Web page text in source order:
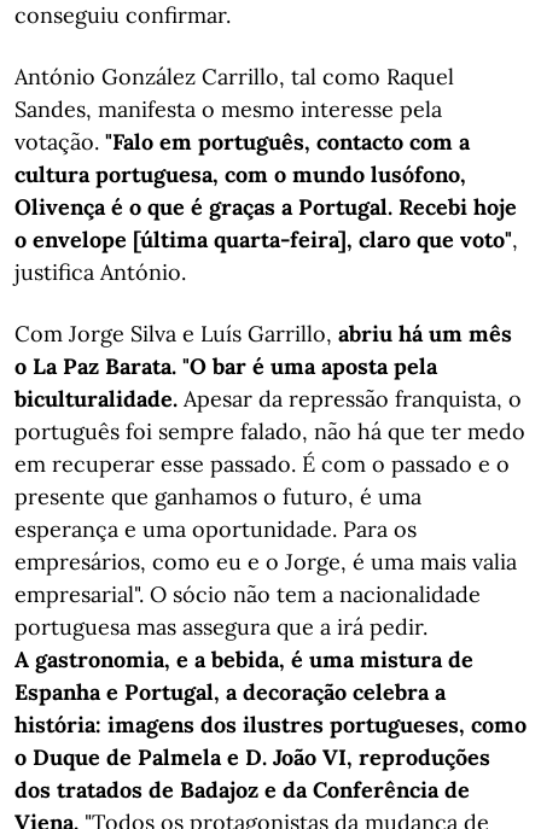
conseguiu confirmar.
António González Carrillo, tal como Raquel
Sandes, manifesta o mesmo interesse pela
votação. "Falo em português, contacto com a
cultura portuguesa, com o mundo lusófono,
Olivença é o que é graças a Portugal. Recebi hoje
o envelope [última quarta-feira], claro que voto",
justifica António.
Com Jorge Silva e Luís Garrillo, abriu há um mês
o La Paz Barata. "O bar é uma aposta pela
biculturalidade. Apesar da repressão franquista, o
português foi sempre falado, não há que ter medo
em recuperar esse passado. É com o passado e o
presente que ganhamos o futuro, é uma
esperança e uma oportunidade. Para os
empresários, como eu e o Jorge, é uma mais valia
empresarial". O sócio não tem a nacionalidade
portuguesa mas assegura que a irá pedir.
A gastronomia, e a bebida, é uma mistura de
Espanha e Portugal, a decoração celebra a
história: imagens dos ilustres portugueses, como
o Duque de Palmela e D. João VI, reproduções
dos tratados de Badajoz e da Conferência de
Viena. "Todos os protagonistas da mudança de